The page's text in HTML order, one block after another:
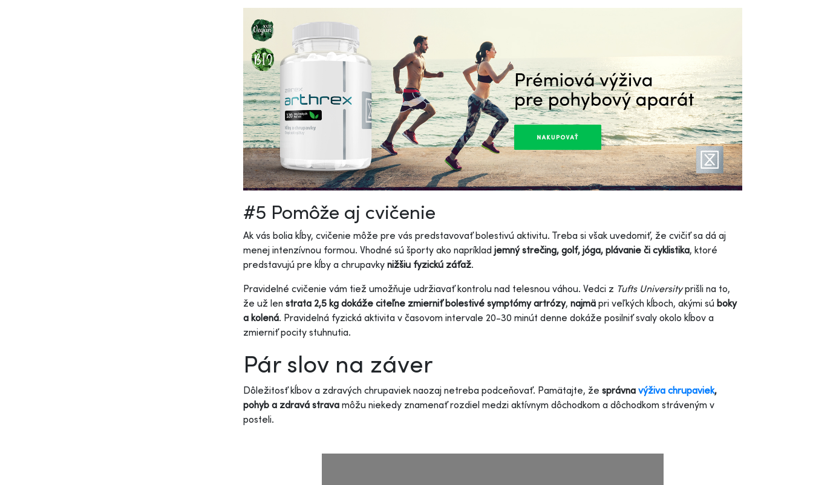
#5 Pomôže aj cvičenie
Ak vás bolia kĺby, cvičenie môže pre vás predstavovať bolestivú aktivitu. Treba si však uvedomiť, že cvičiť sa dá aj
menej intenzívnou formou. Vhodné sú športy ako napríklad jemný strečing, golf, jóga, plávanie či cyklistika, ktoré
predstavujú pre kĺby a chrupavky nižšiu fyzickú záťaž.
Pravidelné cvičenie vám tiež umožňuje udržiavať kontrolu nad telesnou váhou. Vedci z Tufts Universityprišli na to,
že už len strata 2,5 kg dokáže citeľne zmierniť bolestivé symptómy artrózy, najmä pri veľkých kĺboch, akými sú boky
a kolená. Pravidelná fyzická aktivita v časovom intervale 20-30 minút denne dokáže posilniť svaly okolo kĺbov a
zmierniť pocity stuhnutia.
Pár slov na záver
Dôležitosť kĺbov a zdravých chrupaviek naozaj netreba podceňovať. Pamätajte, že správna výživa chrupaviek,
pohyb a zdravá strava môžu niekedy znamenať rozdiel medzi aktívnym dôchodkom a dôchodkom stráveným v
posteli.